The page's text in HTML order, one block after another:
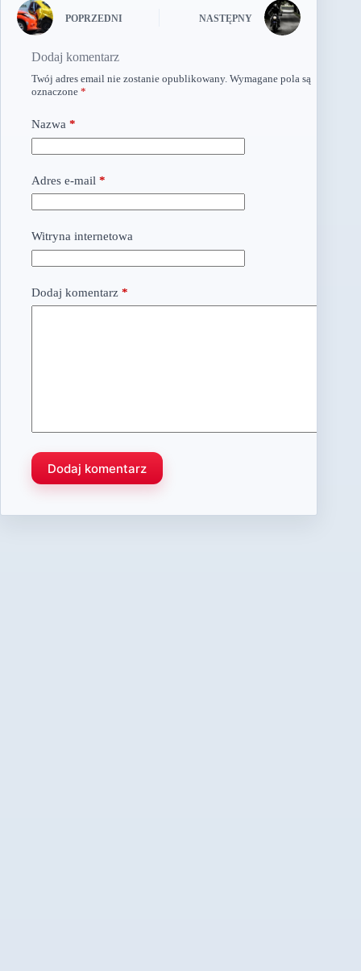
POPRZEDNI NASTĘPNY
Dodaj komentarz
Twój adres email nie zostanie opublikowany. Wymagane pola są
oznaczone *
Nazwa *
Adres e-mail *
Witryna internetowa
Dodaj komentarz *
Dodaj komentarz